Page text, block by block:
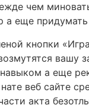
чем
а еще
кнопки
вашу
а еще
веб сайте
акта